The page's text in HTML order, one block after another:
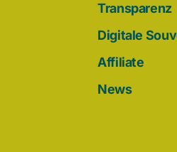
Transparenz
Digitale
Affiliate
News